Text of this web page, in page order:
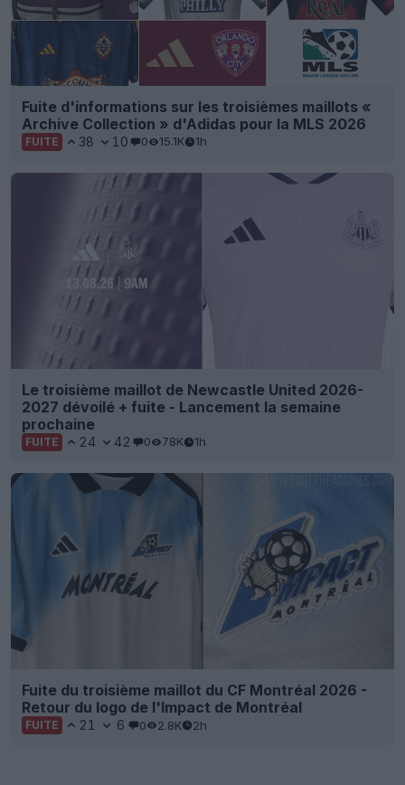
Fuite d'informations sur les troisièmes maillots «
Archive Collection » d'Adidas pour la MLS 2026
FUITE 38 10 0 15.1K 1h
Le troisième maillot de Newcastle United 2026-
2027 dévoilé + fuite - Lancement la semaine
prochaine
FUITE 24 42 0 78K 1h
Fuite du troisième maillot du CF Montréal 2026 -
Retour du logo de l'Impact de Montréal
FUITE 21 6 0 2.8K 2h